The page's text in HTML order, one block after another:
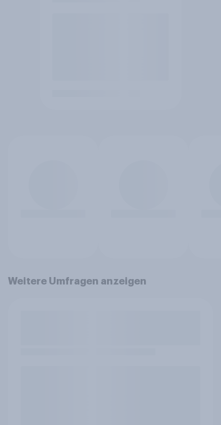
Weitere Umfragen anzeigen